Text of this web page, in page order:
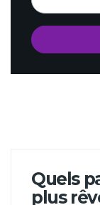
Quels
plus